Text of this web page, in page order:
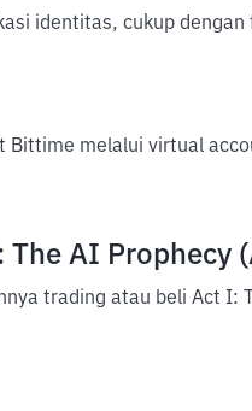
identitas, cukup
Bittime melalui virtual
The AI Prophecy
trading atau beli Act I: